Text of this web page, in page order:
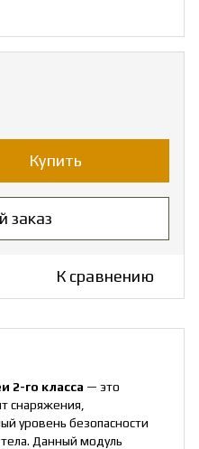
Купить
заказ
К сравнению
2-го класса — это
снаряжения,
уровень безопасности
Данный модуль